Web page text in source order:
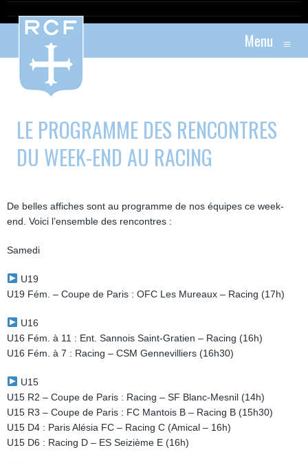
Menu ≡
LE PROGRAMME DES RENCONTRES
DU WEEK-END AU RACING
De belles affiches sont au programme de nos équipes ce week-
end. Voici l’ensemble des rencontres :
Samedi
U19
U19 Fém. – Coupe de Paris : OFC Les Mureaux – Racing (17h)
U16
U16 Fém. à 11 : Ent. Sannois Saint-Gratien – Racing (16h)
U16 Fém. à 7 : Racing – CSM Gennevilliers (16h30)
U15
U15 R2 – Coupe de Paris : Racing – SF Blanc-Mesnil (14h)
U15 R3 – Coupe de Paris : FC Mantois B – Racing B (15h30)
U15 D4 : Paris Alésia FC – Racing C (Amical – 16h)
U15 D6 : Racing D – ES Seizième E (16h)